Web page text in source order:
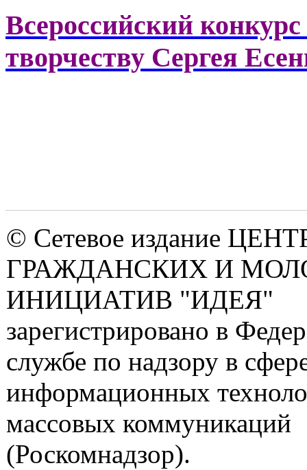
Всероссийский
творчеству Сергея
© Сетевое издание
ГРАЖДАНСКИХ И
ИНИЦИАТИВ "ИДЕЯ"
зарегистрировано в
службе по надзору в
информационных
массовых коммуникаций
(Роскомнадзор).